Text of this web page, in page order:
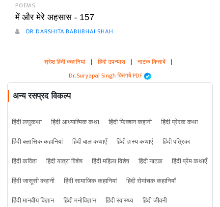
POEMS
में और मेरे अहसास - 157
DR DARSHITA BABUBHAI SHAH
श्रेष्ठ हिंदी कहानियां | हिंदी उपन्यास | नाटक किताबें |
Dr. Suryapal Singh किताबें PDF
अन्य रसप्रद विकल्प
हिंदी लघुकथा हिंदी आध्यात्मिक कथा हिंदी फिक्शन कहानी
हिंदी प्रेरक कथा
हिंदी क्लासिक कहानियां
हिंदी बाल कथाएँ हिंदी हास्य कथाएं
हिंदी पत्रिका
हिंदी कविता
हिंदी यात्रा विशेष हिंदी महिला विशेष हिंदी नाटक
हिंदी प्रेम कथाएँ
हिंदी जासूसी कहानी
हिंदी सामाजिक कहानियां
हिंदी रोमांचक कहानियाँ
हिंदी मानवीय विज्ञान
हिंदी मनोविज्ञान हिंदी स्वास्थ्य
हिंदी जीवनी